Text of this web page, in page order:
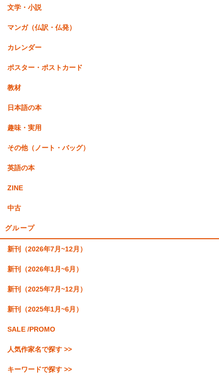
文学・小説
マンガ（仏訳・仏発）
カレンダー
ポスター・ポストカード
教材
日本語の本
趣味・実用
その他（ノート・バッグ）
英語の本
ZINE
中古
グループ
新刊（2026年7月~12月）
新刊（2026年1月~6月）
新刊（2025年7月~12月）
新刊（2025年1月~6月）
SALE /PROMO
人気作家名で探す >>
キーワードで探す >>